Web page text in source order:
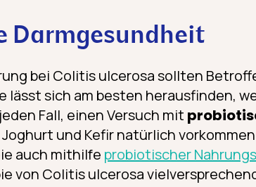
Darmgesundheit
bei Colitis ulcerosa sollten
lässt sich am besten herausfinden,
Fall, einen Versuch mit
und Kefir natürlich
auch mithilfe probiotischer
von Colitis ulcerosa